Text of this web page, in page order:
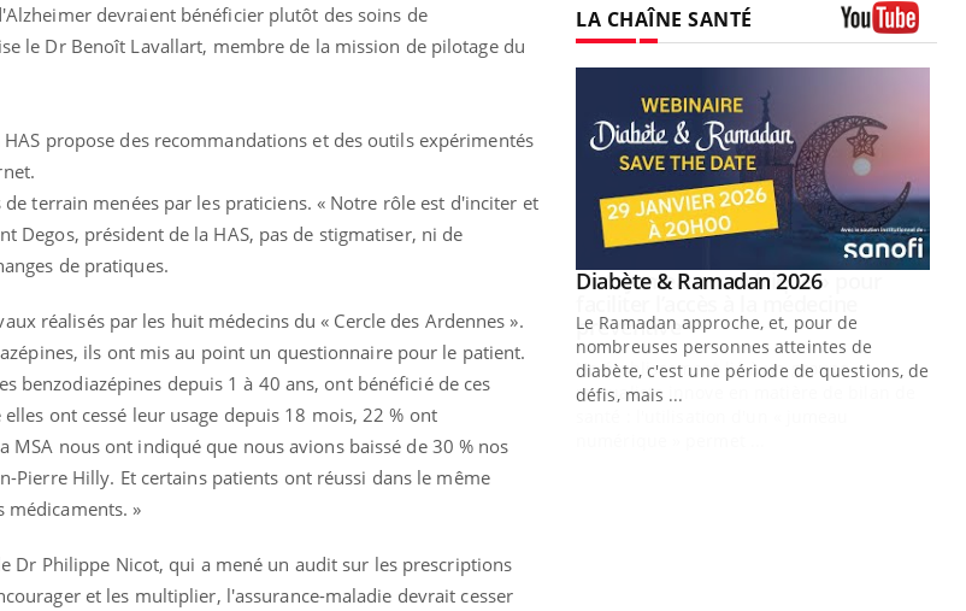
devraient bénéficier plutôt des soins de
le Dr Benoît Lavallart, membre de la mission de pilotage du
propose des recommandations et des outils expérimentés
terrain menées par les praticiens. « Notre rôle est d'inciter et
Degos, président de la HAS, pas de stigmatiser, ni de
de pratiques.
réalisés par les huit médecins du « Cercle des Ardennes ».
ils ont mis au point un questionnaire pour le patient.
benzodiazépines depuis 1 à 40 ans, ont bénéficié de ces
ont cessé leur usage depuis 18 mois, 22 % ont
MSA nous ont indiqué que nous avions baissé de 30 % nos
Pierre Hilly. Et certains patients ont réussi dans le même
»
Dr Philippe Nicot, qui a mené un audit sur les prescriptions
et les multiplier, l'assurance-maladie devrait cesser
LA CHAÎNE SANTÉ
des Mains : se
lui, un tout nouveau
plage, piscine,
air… Nos mains
Le Ramadan approche, et, pour de
nombreuses personnes atteintes de
diabète, c'est une période de questions, de
défis, mais ...
Youtube
Un « jumeau numérique » pour
préventive Youtube
Un établissement lié à un groupe
mutualiste innove en matière de bilan de